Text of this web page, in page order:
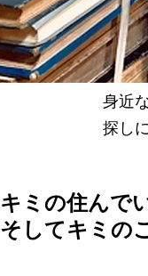
身近
探し
キミの住んで
そしてキミの